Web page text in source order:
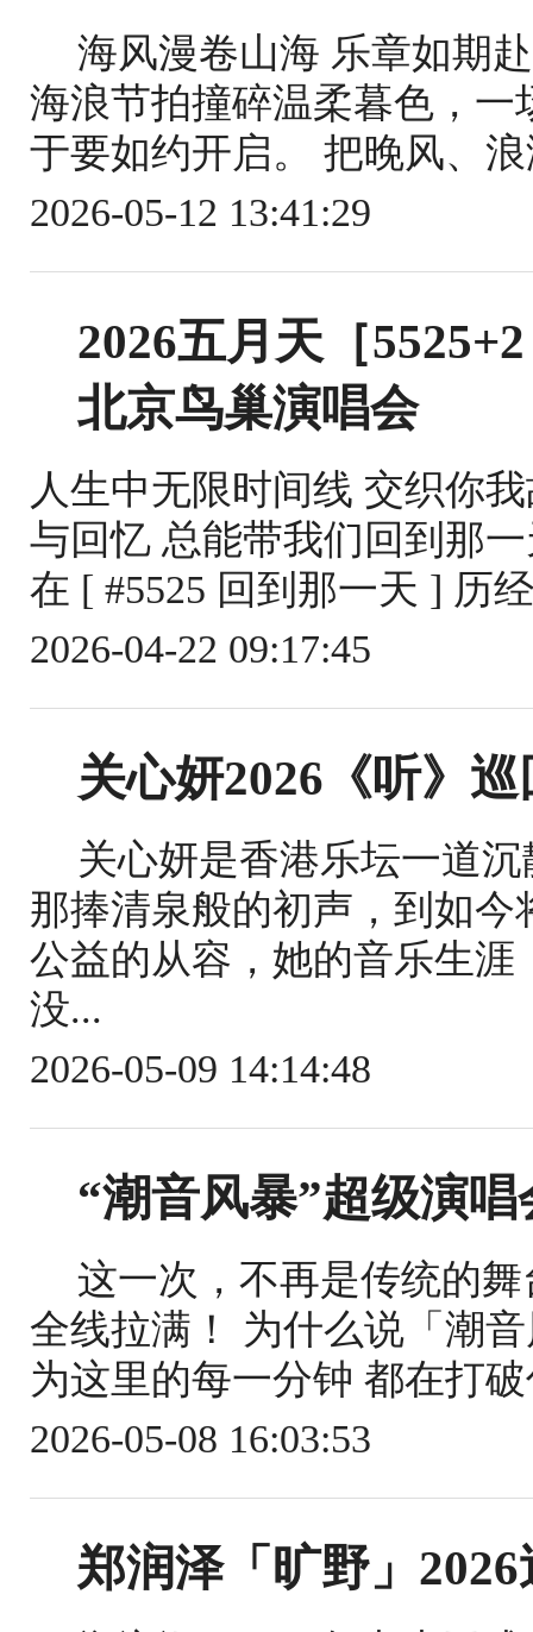
海风漫卷山海 乐章如期
海浪节拍撞碎温柔暮色，
于要如约开启。 把晚风、
2026-05-12 13:41:29
2026五月天［
北京鸟巢演唱会
人生中无限时间线 交织你
与回忆 总能带我们回到那
在 [ #5525 回到那一天 ] 历
2026-04-22 09:17:45
关心妍2026《听》
关心妍是香港乐坛一道
那捧清泉般的初声，到如
公益的从容，她的音乐生
没...
2026-05-09 14:14:48
“潮音风暴”超级演
这一次，不再是传统的
全线拉满！ 为什么说「潮
为这里的每一分钟 都在打
2026-05-08 16:03:53
郑润泽「旷野」